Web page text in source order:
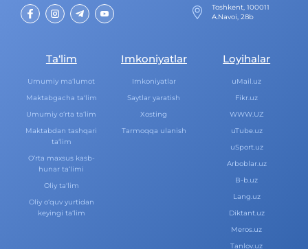
Toshkent, 100011
A.Navoi, 28b
Ta‘lim
Umumiy ma‘lumot
Maktabgacha ta‘lim
Umumiy o‘rta ta‘lim
Maktabdan tashqari
ta‘lim
O‘rta maxsus kasb-
hunar ta‘limi
Oliy ta‘lim
Oliy o‘quv yurtidan
keyingi ta‘lim
Imkoniyatlar
Imkoniyatlar
Saytlar yaratish
Xosting
Tarmoqqa ulanish
Loyihalar
uMail.uz
Fikr.uz
WWW.UZ
uTube.uz
uSport.uz
Arboblar.uz
B-b.uz
Lang.uz
Diktant.uz
Meros.uz
Tanlov.uz